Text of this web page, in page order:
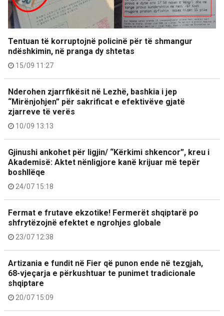
Tentuan të korruptojnë policinë për të shmangur
ndëshkimin, në pranga dy shtetas
15/09 11:27
Nderohen zjarrfikësit në Lezhë, bashkia i jep
“Mirënjohjen” për sakrificat e efektivëve gjatë
zjarreve të verës
10/09 13:13
Gjinushi ankohet për ligjin/ “Kërkimi shkencor”, kreu i
Akademisë: Aktet nënligjore kanë krijuar më tepër
boshllëqe
24/07 15:18
Fermat e frutave ekzotike! Fermerët shqiptarë po
shfrytëzojnë efektet e ngrohjes globale
23/07 12:38
Artizania e fundit në Fier që punon ende në tezgjah,
68-vjeçarja e përkushtuar te punimet tradicionale
shqiptare
20/07 15:09